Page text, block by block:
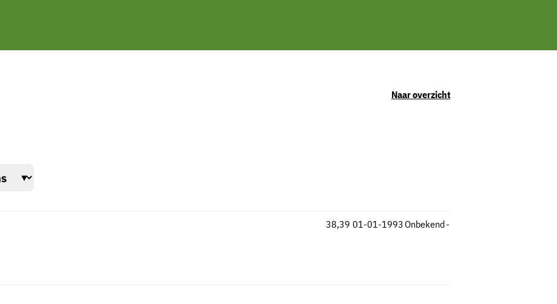
Naar overzicht
Onbekend
38,39 -
01-01-1993